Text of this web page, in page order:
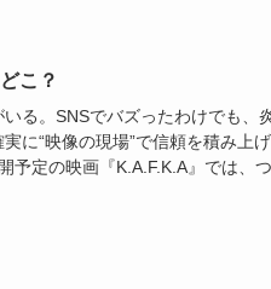
こ？
る。SNSでバズったわけでも、
に“映像の現場”で信頼を積み上
予定の映画『K.A.F.K.A』では、